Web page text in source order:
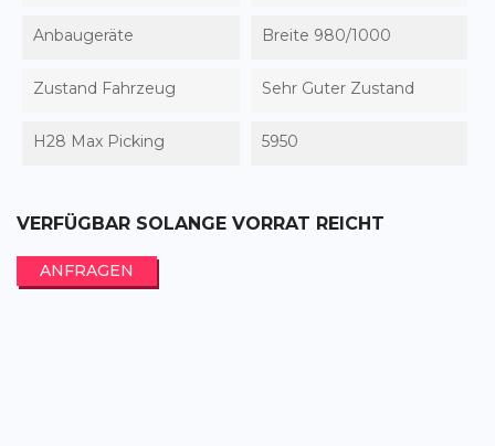
Anbaugeräte Breite 980/1000
Zustand Fahrzeug Sehr Guter Zustand
H28 Max Picking 5950
VERFÜGBAR SOLANGE VORRAT REICHT
ANFRAGEN